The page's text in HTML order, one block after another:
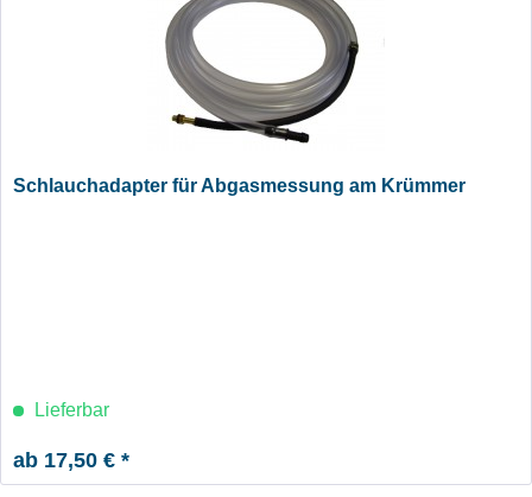
Schlauchadapter für Abgasmessung am Krümmer
Lieferbar
ab 17,50 € *